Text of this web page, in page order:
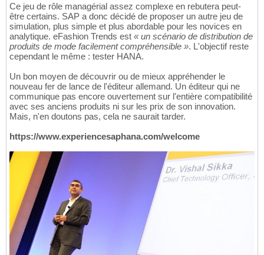
Ce jeu de rôle managérial assez complexe en rebutera peut-
être certains. SAP a donc décidé de proposer un autre jeu de
simulation, plus simple et plus abordable pour les novices en
analytique. eFashion Trends est « un scénario de distribution de
produits de mode facilement compréhensible ». L'objectif reste
cependant le même : tester HANA.
Un bon moyen de découvrir ou de mieux appréhender le
nouveau fer de lance de l'éditeur allemand. Un éditeur qui ne
communique pas encore ouvertement sur l'entière compatibilité
avec ses anciens produits ni sur les prix de son innovation.
Mais, n'en doutons pas, cela ne saurait tarder.
https://www.experiencesaphana.com/welcome